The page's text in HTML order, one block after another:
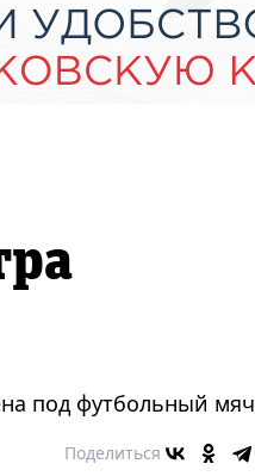
под футбольный мяч
Поделиться